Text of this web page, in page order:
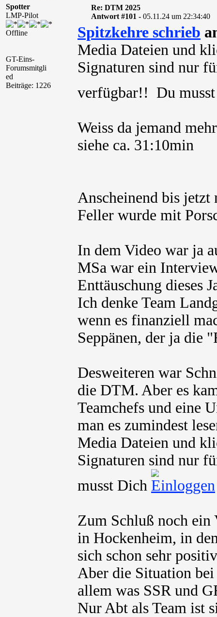
Spotter
LMP-Pilot
Offline
GT-Eins-
Forumsmitgli
ed
Beiträge: 1226
Re: DTM 2025
Antwort #101 - 05.11.24 um 22:34:40
Spitzkehre schrieb
Media Dateien und
Signaturen sind nur
verfügbar!! Du
Weiss da jemand
siehe ca. 31:10min
Anscheinend bis
Feller wurde mit
In dem Video war ja
MSa war ein
Enttäuschung dieses
Ich denke Team
wenn es finanziell
Seppänen, der ja die
Desweiteren war
die DTM. Aber es
Teamchefs und eine
man es zumindest
Media Dateien und
Signaturen sind nur
musst Dich
Zum Schluß noch ein
in Hockenheim, in
sich schon sehr
Aber die Situation
allem was SSR und
Nur Abt als Team ist